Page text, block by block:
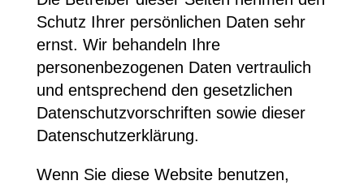
Schutz Ihrer persönlichen Daten sehr
ernst. Wir behandeln Ihre
personenbezogenen Daten vertraulich
und entsprechend den gesetzlichen
Datenschutzvorschriften sowie dieser
Datenschutzerklärung.
Wenn Sie diese Website benutzen,